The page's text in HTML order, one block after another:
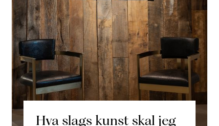
Hva slags kunst skal jeg